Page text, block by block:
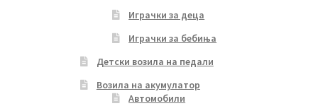
Играчки за деца
Играчки за бебиња
Детски возила на педали
Возила на акумулатор
Автомобили